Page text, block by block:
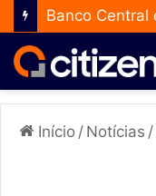
Início / Notícias /